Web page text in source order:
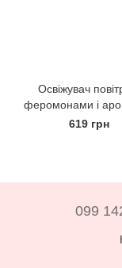
Освіжувач
феромонами і
ванілі MAI Air
619 грн
099